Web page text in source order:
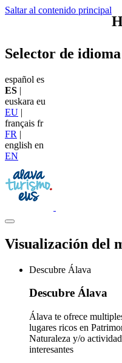
Saltar al contenido principal
Selector de idioma
español es
ES |
euskara eu
EU |
français fr
FR |
english en
EN
Visualización del
Descubre Álava
Descubre Álava
Álava te ofrece
lugares ricos en
Naturaleza y/o
interesantes